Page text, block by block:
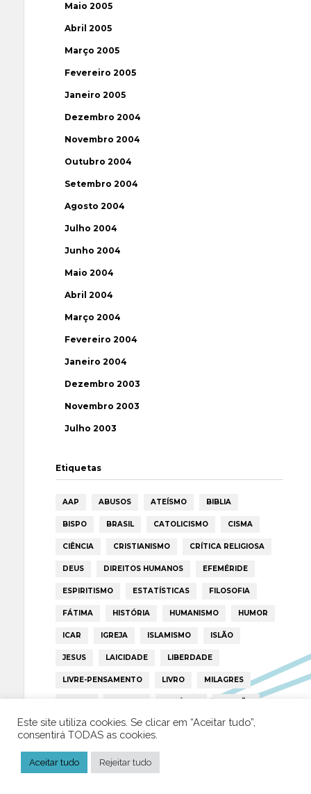
Maio 2005
Abril 2005
Março 2005
Fevereiro 2005
Janeiro 2005
Dezembro 2004
Novembro 2004
Outubro 2004
Setembro 2004
Agosto 2004
Julho 2004
Junho 2004
Maio 2004
Abril 2004
Março 2004
Fevereiro 2004
Janeiro 2004
Dezembro 2003
Novembro 2003
Julho 2003
Etiquetas
AAP ABUSOS ATEÍSMO BIBLIA
BISPO BRASIL CATOLICISMO CISMA
CIÊNCIA CRISTIANISMO CRÍTICA RELIGIOSA
DEUS DIREITOS HUMANOS EFEMÉRIDE
ESPIRITISMO ESTATÍSTICAS FILOSOFIA
FÁTIMA HISTÓRIA HUMANISMO HUMOR
ICAR IGREJA ISLAMISMO ISLÃO
JESUS LAICIDADE LIBERDADE
LIVRE-PENSAMENTO LIVRO MILAGRES
MORAL MULHER NOTÍCIAS OPINIÃO
PAPA PAPAS PEDOFILIA POLÍTICA
TRUMP VATICANO
Este site utiliza cookies. Se clicar em “Aceitar tudo”,
consentirá TODAS as cookies.
Aceitar tudo Rejeitar tudo